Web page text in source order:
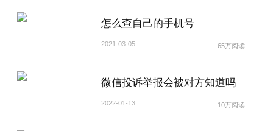
怎么查自己的手机号
2021-03-05 65万阅读
微信投诉举报会被对方知道吗
2022-01-13 10万阅读